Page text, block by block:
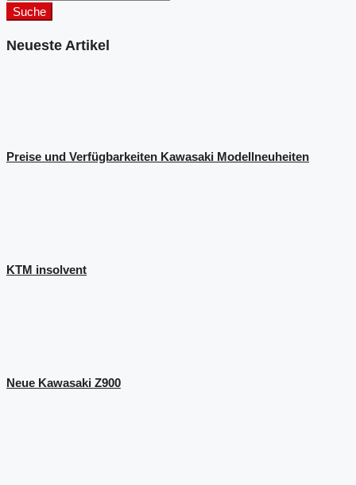
Suche
Neueste Artikel
Preise und Verfügbarkeiten Kawasaki Modellneuheiten
KTM insolvent
Neue Kawasaki Z900